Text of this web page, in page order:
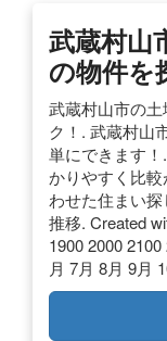
武蔵村山
の物件
武蔵村山市の
ク！. 武蔵村山
単にできます
かりやすく比
わせた住まい
推移. Created
1900 2000
月 7月 8月 9月